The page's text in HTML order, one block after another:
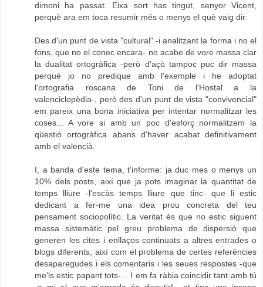
dimoni ha passat. Eixa sort has tingut, senyor Vicent,
perquè ara em toca resumir més o menys el què vaig dir:
Des d'un punt de vista "cultural" -i analitzant la forma i no el
fons, que no el conec encara- no acabe de vore massa clar
la dualitat ortogràfica -però d'açò tampoc puc dir massa
perquè jo no predique amb l'exemple i he adoptat
l'ortografia roscana de Toni de l'Hostal a la
valenciclopèdia-, però des d'un punt de vista "convivencial"
em pareix una bona iniciativa per intentar normalitzar les
coses... A vore si amb un poc d'esforç normalitzem la
qüestió ortogràfica abans d'haver acabat definitivament
amb el valencià.
I, a banda d'este tema, t'informe: ja duc mes o menys un
10% dels posts, així que ja pots imaginar la quantitat de
temps lliure -l'escàs temps lliure que tinc- que li estic
dedicant a fer-me una idea prou concreta del teu
pensament sociopolític. La veritat és que no estic siguent
massa sistemàtic pel greu problema de dispersió que
generen les cites i enllaços continuats a altres entrades o
blogs diferents, així com el problema de certes referències
desaparegudes i els comentaris i les seues respostes -que
me'ls estic papant tots-... I em fa ràbia coincidir tant amb tú